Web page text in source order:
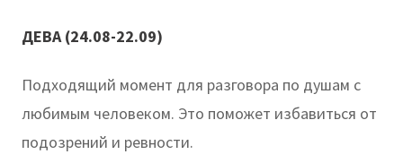
ДЕВА (24.08-22.09)
Подходящий момент для разговора по душам с
любимым человеком. Это поможет избавиться от
подозрений и ревности.